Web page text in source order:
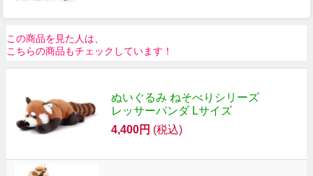
この商品を見た人は、
こちらの商品もチェックしています！
ぬいぐるみ ねそべりシリーズ
レッサーパンダ Lサイズ
4,400円 (税込)